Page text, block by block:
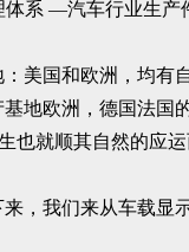
系 —汽车行业生产
美国和欧洲，均有
地欧洲，德国法
也就顺其自然的应运
，我们来从车载